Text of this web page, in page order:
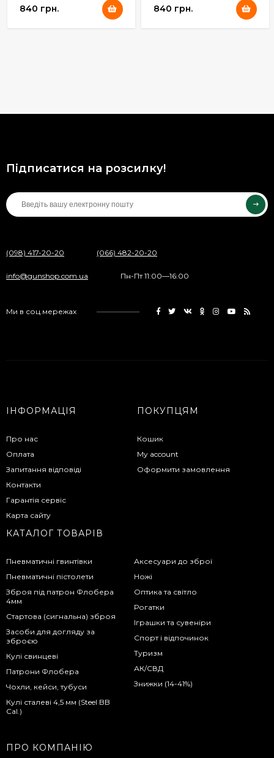
840 грн. 840 грн.
Підписатися на розсилку!
(098) 417-20-20 (066) 482-20-20
info@gunshop.com.ua Пн-Пт 11:00—16:00
Ми в соц.мережах
ІНФОРМАЦІЯ
Про нас
Оплата
Запитання відповіді
Контакти
Гарантія сервіс
Карта сайту
ПОКУПЦЯМ
Кошик
My account
Оформити замовлення
КАТАЛОГ ТОВАРІВ
Пневматичні гвинтівки
Пневматичні пістолети
Зброя під патрон Флобера
4мм
Стартова (сигнальна) зброя
Засоби для догляду за
зброєю
Кулі свинцеві
Патрони Флобера
Чохли, кейси, тубуси
Кулі сталеві 4,5 мм (Steel BB
Cal.)
Аксесуари до зброї
Ножі
Оптика та світло
Рогатки
Іграшки та сувеніри
Спорт і відпочинок
Туризм
АК/СВД
Знижки (14-41%)
ПРО КОМПАНІЮ